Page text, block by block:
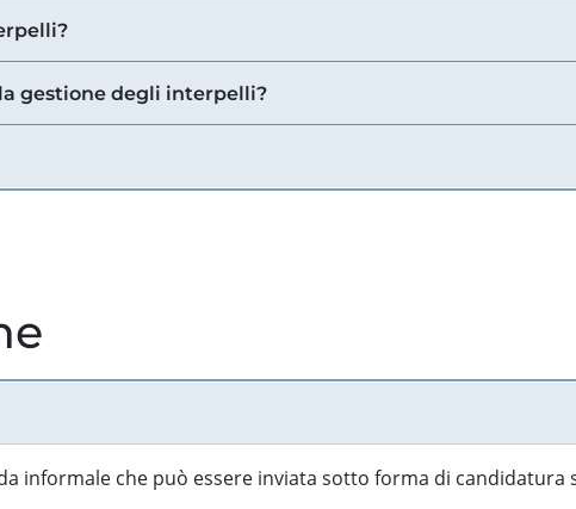
gestione degli interpelli?
informale che può essere inviata sotto forma di candidatura